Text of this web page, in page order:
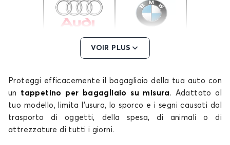
Tappetini per baule per
Tappetini per baule per
Tappetini per baule per
BYD
Tappetini per baule per
CHEVROLET
VOIR PLUS
Proteggi efficacemente il bagagliaio della tua auto con
un tappetino per bagagliaio su misura . Adattato al
tuo modello, limita l'usura, lo sporco e i segni causati dal
trasporto di oggetti, della spesa, di animali o di
attrezzature di tutti i giorni.